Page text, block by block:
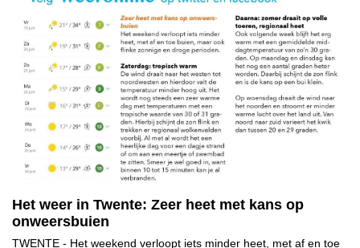
Het weer in Twente: Zeer heet met kans op
onweersbuien
TWENTE - Het weekend verloopt iets minder heet, met af en toe